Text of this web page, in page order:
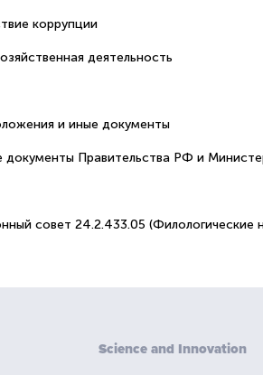
коррупции
деятельность
и иные документы
документы Правительства РФ и
совет 24.2.433.05 (Филологические
Science and Innovation